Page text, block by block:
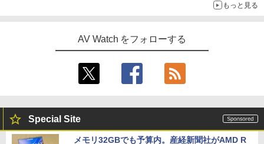
もっと見る
AV Watch をフォローする
Special Site
メモリ32GBでも予算内。産経新聞社がAMD R